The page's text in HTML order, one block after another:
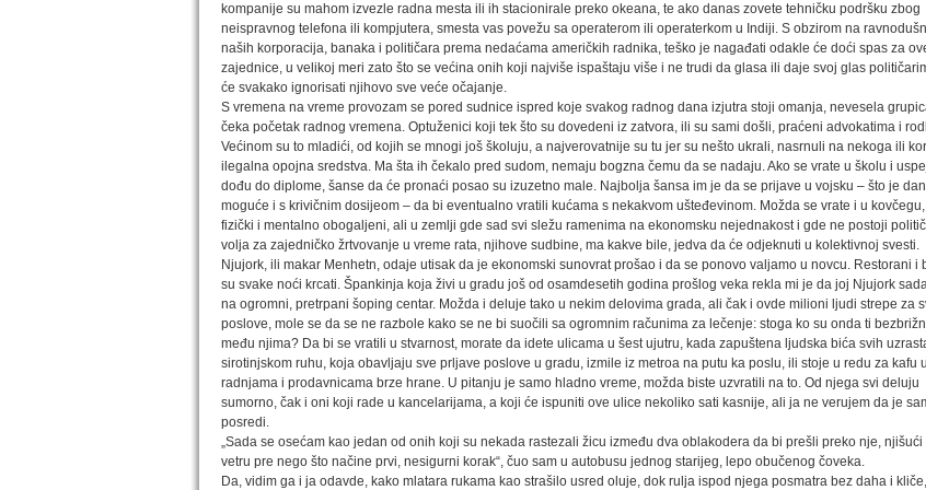
kompanije su mahom izvezle radna mesta ili ih stacionirale preko okeana, te ako danas zovete tehničku podršku zbog
neispravnog telefona ili kompjutera, smesta vas povežu sa operaterom ili operaterkom u Indiji. S obzirom na
naših korporacija, banaka i političara prema nedaćama američkih radnika, teško je nagađati odakle će doći spas za
zajednice, u velikoj meri zato što se većina onih koji najviše ispaštaju više i ne trudi da glasa ili daje svoj glas
će svakako ignorisati njihovo sve veće očajanje.
S vremena na vreme provozam se pored sudnice ispred koje svakog radnog dana izjutra stoji omanja, nevesela
čeka početak radnog vremena. Optuženici koji tek što su dovedeni iz zatvora, ili su sami došli, praćeni advokatima i
Većinom su to mladići, od kojih se mnogi još školuju, a najverovatnije su tu jer su nešto ukrali, nasrnuli na nekoga ili
ilegalna opojna sredstva. Ma šta ih čekalo pred sudom, nemaju bogzna čemu da se nadaju. Ako se vrate u školu i
dođu do diplome, šanse da će pronaći posao su izuzetno male. Najbolja šansa im je da se prijave u vojsku – što je
moguće i s krivičnim dosijeom – da bi eventualno vratili kućama s nekakvom ušteđevinom. Možda se vrate i u
fizički i mentalno obogaljeni, ali u zemlji gde sad svi sležu ramenima na ekonomsku nejednakost i gde ne postoji
volja za zajedničko žrtvovanje u vreme rata, njihove sudbine, ma kakve bile, jedva da će odjeknuti u kolektivnoj svesti.
Njujork, ili makar Menhetn, odaje utisak da je ekonomski sunovrat prošao i da se ponovo valjamo u novcu. Restorani i
su svake noći krcati. Špankinja koja živi u gradu još od osamdesetih godina prošlog veka rekla mi je da joj Njujork
na ogromni, pretrpani šoping centar. Možda i deluje tako u nekim delovima grada, ali čak i ovde milioni ljudi strepe za
poslove, mole se da se ne razbole kako se ne bi suočili sa ogromnim računima za lečenje: stoga ko su onda ti
među njima? Da bi se vratili u stvarnost, morate da idete ulicama u šest ujutru, kada zapuštena ljudska bića svih
sirotinjskom ruhu, koja obavljaju sve prljave poslove u gradu, izmile iz metroa na putu ka poslu, ili stoje u redu za kafu u
radnjama i prodavnicama brze hrane. U pitanju je samo hladno vreme, možda biste uzvratili na to. Od njega svi deluju
sumorno, čak i oni koji rade u kancelarijama, a koji će ispuniti ove ulice nekoliko sati kasnije, ali ja ne verujem da je
posredi.
„Sada se osećam kao jedan od onih koji su nekada rastezali žicu između dva oblakodera da bi prešli preko nje, njišući
vetru pre nego što načine prvi, nesigurni korak“, čuo sam u autobusu jednog starijeg, lepo obučenog čoveka.
Da, vidim ga i ja odavde, kako mlatara rukama kao strašilo usred oluje, dok rulja ispod njega posmatra bez daha i